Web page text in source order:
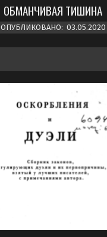
ОБМАНЧИВАЯ ТИШИНА
ОПУБЛИКОВАНО: 03.05.2020